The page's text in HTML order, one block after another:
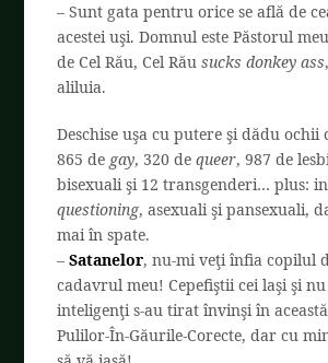
– Sunt gata pentru orice se află de
acestei uşi. Domnul este Păstorul
de Cel Rău, Cel Răusucks donkey ass
aliluia.
Deschise uşa cu putere şi dădu ochii
865 de gay, 320 dequeer, 987 de
bisexuali şi 12 transgenderi… plus:
questioning, asexuali şi pansexuali,
mai în spate.
–Satanelor, nu-mi veţi înfia copilul
cadavrul meu! Cepefiştii cei laşi şi
inteligenţi s-au tirat învinşi în
Pulilor-În-Găurile-Corecte, dar cu